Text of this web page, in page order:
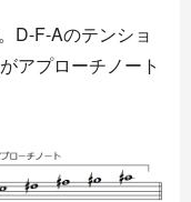
D-F-Aのテンショ
アプローチノート